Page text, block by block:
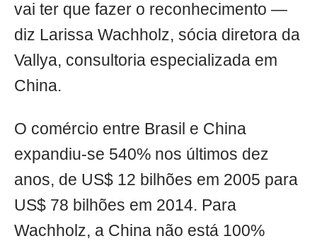
vai ter que fazer o reconhecimento —
diz Larissa Wachholz, sócia diretora da
Vallya, consultoria especializada em
China.
O comércio entre Brasil e China
expandiu-se 540% nos últimos dez
anos, de US$ 12 bilhões em 2005 para
US$ 78 bilhões em 2014. Para
Wachholz, a China não está 100%